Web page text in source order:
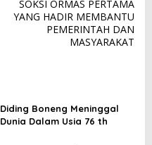
SOKSI ORMAS PERTAMA
YANG HADIR MEMBANTU
PEMERINTAH DAN
MASYARAKAT
Diding Boneng Meninggal
Dunia Dalam Usia 76 th